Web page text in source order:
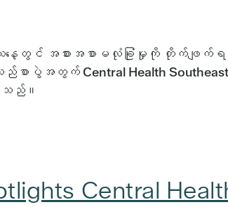
ယနေ့တွင် အစားအစာမလုံခြုံမှုကို တိုက်ဖျက်ရန်
ပွဲအတွက် Central Health Southeast
ြသည်။
Central